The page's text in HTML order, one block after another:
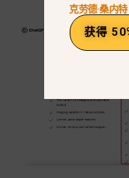
克劳德·桑内特
获得